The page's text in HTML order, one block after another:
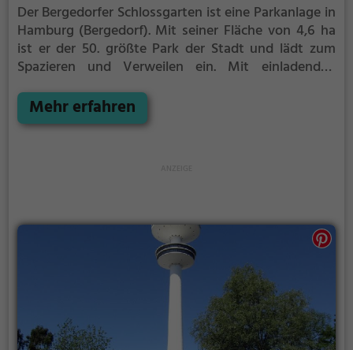
Der Bergedorfer Schlossgarten ist eine Parkanlage in
Hamburg (Bergedorf). Mit seiner Fläche von 4,6 ha
ist er der 50. größte Park der Stadt und lädt zum
Spazieren und Verweilen ein. Mit einladenden
Bergedorfer Schlossgarten zahlreiche Möglichkeiten
zur Entspannung.
Mehr erfahren